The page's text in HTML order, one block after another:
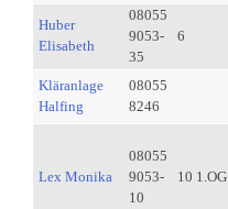
Huber
Elisabeth
08055
9053-
35
6
Kläranlage
Halfing
08055
8246
Lex Monika
08055
9053-
10
10 1.OG